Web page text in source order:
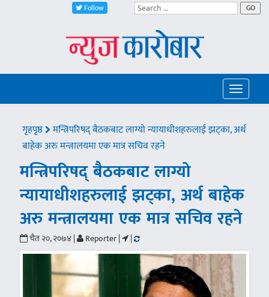
Follow GO
Toggle
गृहपृष्ठ
मन्त्रिपरिषद् बैठकबाट लाग्यो न्यायाधीशहरुलाई झट्का, अर्थ
बाहेक अरु मन्त्रालयमा एक मात्र सचिव रहने
मन्त्रिपरिषद् बैठकबाट लाग्यो
न्यायाधीशहरुलाई झट्का, अर्थ बाहेक
अरु मन्त्रालयमा एक मात्र सचिव रहने
चैत २०, २०७४ | Reporter | |